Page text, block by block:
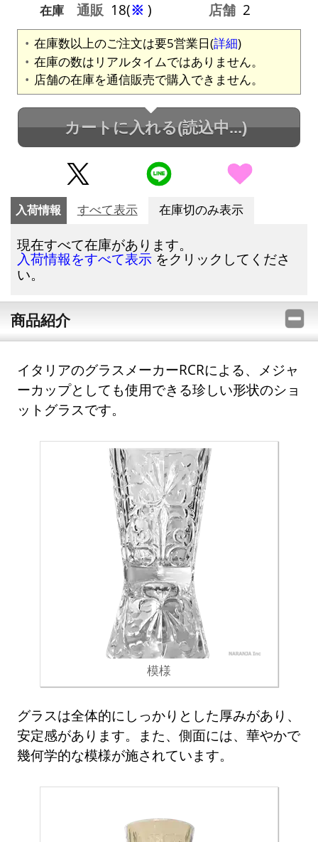
在庫
通販 18(※ ) 店舗 2
在庫数以上のご注文は要5営業日(詳細)
在庫の数はリアルタイムではありません。
店舗の在庫を通信販売で購入できません。
カートに入れる(読込中...)
入荷情報 すべて表示 在庫切のみ表示
現在すべて在庫があります。
入荷情報をすべて表示 をクリックしてくださ
い。
商品紹介
イタリアのグラスメーカーRCRによる、メジャ
ーカップとしても使用できる珍しい形状のショ
ットグラスです。
模様
グラスは全体的にしっかりとした厚みがあり、
安定感があります。また、側面には、華やかで
幾何学的な模様が施されています。